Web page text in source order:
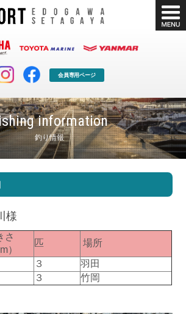
会員専用ページ
information
釣り情報
！
ボート販売
公式ブログ
会社概要
様
さ
）
匹
場所
３
羽田
３ 竹岡